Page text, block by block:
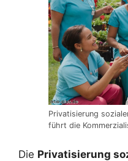
Privatisierung
führt die
Die Privatisierung